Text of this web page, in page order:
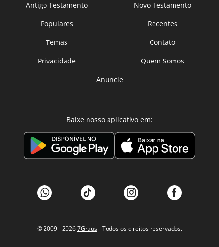
Antigo Testamento
Novo Testamento
Populares
Recentes
Temas
Contato
Privacidade
Quem Somos
Anuncie
Baixe nosso aplicativo em:
© 2009 - 20267Graus- Todos os direitos reservados.